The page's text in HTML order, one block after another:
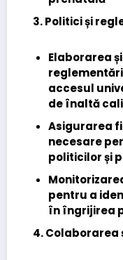
3. Politici și
Elaborarea
accesul
de înaltă
Asigurarea
necesare
politicilor și
pentru a
în îngrijirea
4.